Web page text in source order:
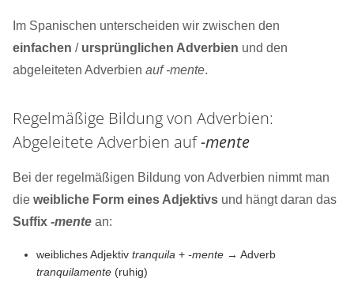
Im Spanischen unterscheiden wir zwischen den
einfachen / ursprünglichen Adverbien und den
abgeleiteten Adverbien auf-mente.
Regelmäßige Bildung von Adverbien:
Abgeleitete Adverbien auf-mente
Bei der regelmäßigen Bildung von Adverbien nimmt man
die weibliche Form eines Adjektivs und hängt daran das
Suffix -mente an:
weibliches Adjektiv tranquila + -mente → Adverb
tranquilamente (ruhig)